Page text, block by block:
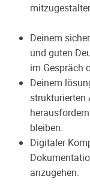
Deinem
und guten
im Gespräch
Deinem
strukturierten
bleiben.
Digitaler
anzugehen.